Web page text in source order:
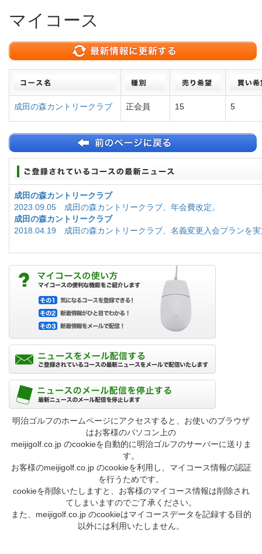
マイコース
成田の森カントリークラブ 正会員 15 5
成田の森カントリークラブ
2023.09.05 成田の森カントリークラブ、年会費改定。
成田の森カントリークラブ
2018.04.19 成田の森カントリークラブ、名義変更入会プランを
明治ゴルフのホームページにアクセスすると、お使いのブラウザ
はお客様のパソコン上の
meijigolf.co.jp のcookieを自動的に明治ゴルフのサーバーに送りま
す。
お客様のmeijigolf.co.jp のcookieを利用し、マイコース情報の認証
を行うためです。
cookieを削除いたしますと、お客様のマイコース情報は削除され
てしまいますのでご了承ください。
また、meijigolf.co.jp のcookieはマイコースデータを記録する目的
以外には利用いたしません。